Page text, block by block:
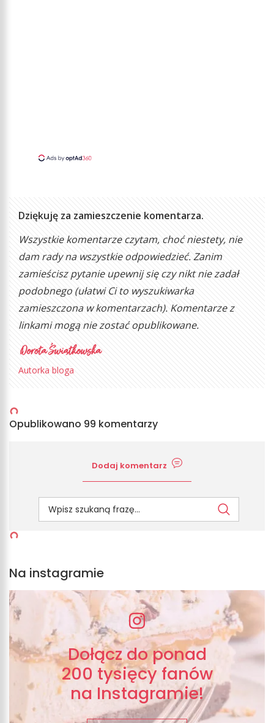
Dziękuję za zamieszczenie komentarza.
Wszystkie komentarze czytam, choć niestety, nie
dam rady na wszystkie odpowiedzieć. Zanim
zamieścisz pytanie upewnij się czy nikt nie zadał
podobnego (ułatwi Ci to wyszukiwarka
zamieszczona w komentarzach). Komentarze z
linkami mogą nie zostać opublikowane.
Autorka bloga
Opublikowano 99 komentarzy
Dodaj komentarz
Na instagramie
Dołącz do ponad
200 tysięcy fanów
na Instagramie!